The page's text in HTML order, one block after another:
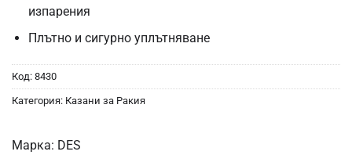
изпарения
Плътно и сигурно уплътняване
Код: 8430
Категория: Казани за Ракия
Марка: DES